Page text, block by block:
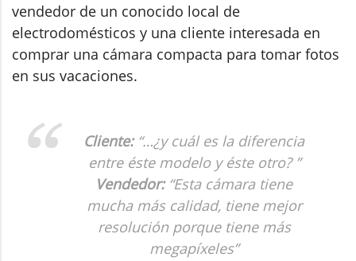
vendedor de un conocido local de
electrodomésticos y una cliente interesada en
comprar una cámara compacta para tomar fotos
en sus vacaciones.
Cliente:“…¿y cuál es la diferencia
entre éste modelo y éste otro?”
Vendedor: “Esta cámara tiene
mucha más calidad, tiene mejor
resolución porque tiene más
megapíxeles”